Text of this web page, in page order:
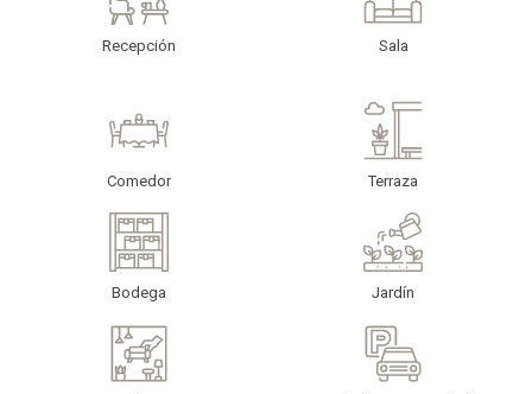
Recepción Sala
Comedor Terraza
Bodega Jardín